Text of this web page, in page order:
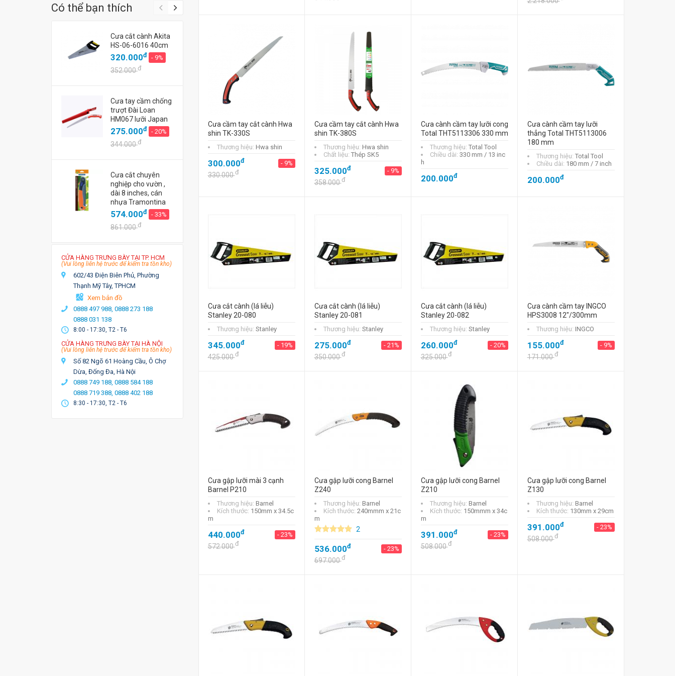
Có thể bạn thích
Cưa cắt cành Akita
HS-06-6016 40cm
320.000đ - 9%
352.000đ
Cưa tay cầm chống
trượt Đài Loan
HM067 lưỡi Japan
275.000đ - 20%
344.000đ
Cưa cắt chuyên
nghiệp cho vườn ,
dài 8 inches, cán
nhựa Tramontina
574.000đ - 33%
861.000đ
Cưa cắt cành trên
cao, Tramontina
cán 3m kim loại
điều chỉnh được
chiều dài
cành Hwa shin TK-
330S
đ - 9%
CỬA HÀNG TRƯNG BÀY TẠI TP. HCM
(Vui lòng liên hệ trước để kiểm tra tồn kho)
602/43 Điện Biên Phủ, Phường
Thạnh Mỹ Tây, TPHCM
Xem bản đồ
0888 497 988, 0888 273 188
0888 031 138
8:00 - 17:30, T2 - T6
CỬA HÀNG TRƯNG BÀY TẠI HÀ NỘI
(Vui lòng liên hệ trước để kiểm tra tồn kho)
Số 82 Ngõ 61 Hoàng Cầu, Ô Chợ
Dừa, Đống Đa, Hà Nội
0888 749 188, 0888 584 188
0888 719 388, 0888 402 188
8:30 - 17:30, T2 - T6
Cưa cầm tay cắt cành Hwa
shin TK-330S
Thương hiệu: Hwa shin
300.000đ - 9%
330.000đ
Cưa cầm tay cắt cành Hwa
shin TK-380S
Thương hiệu: Hwa shin
Chất liệu: Thép SK5
325.000đ - 9%
358.000đ
Cưa cành cầm tay lưỡi cong
Total THT5113306 330 mm
Thương hiệu: Total Tool
Chiều dài: 330 mm / 13 inc
h
200.000đ
Cưa cành cầm tay lưỡi
thẳng Total THT5113006
180 mm
Thương hiệu: Total Tool
Chiều dài: 180 mm / 7 inch
200.000đ
Cưa cắt cành (lá liễu)
Stanley 20-080
Thương hiệu: Stanley
345.000đ - 19%
425.000đ
Cưa cắt cành (lá liễu)
Stanley 20-081
Thương hiệu: Stanley
275.000đ - 21%
350.000đ
Cưa cắt cành (lá liễu)
Stanley 20-082
Thương hiệu: Stanley
260.000đ - 20%
325.000đ
Cưa cành cầm tay INGCO
HPS3008 12"/300mm
Thương hiệu: INGCO
155.000đ - 9%
171.000đ
Cưa gập lưỡi mài 3 cạnh
Barnel P210
Thương hiệu: Barnel
Kích thước: 150mm x 34.5c
m
440.000đ - 23%
572.000đ
Cưa gập lưỡi cong Barnel
Z240
Thương hiệu: Barnel
Kích thước: 240mmm x 21c
m
2
536.000đ - 23%
697.000đ
Cưa gập lưỡi cong Barnel
Z210
Thương hiệu: Barnel
Kích thước: 150mmm x 34c
m
391.000đ - 23%
508.000đ
Cưa gập lưỡi cong Barnel
Z130
Thương hiệu: Barnel
Kích thước: 130mm x 29cm
391.000đ - 23%
508.000đ